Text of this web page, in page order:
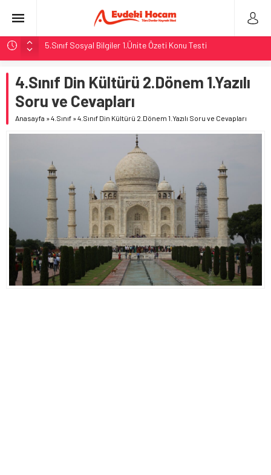
5.Sınıf Sosyal Bilgiler 1.Ünite Özeti Konu Testi
MEB 2. Dönem 2. Yazılı Örnek Soruları
5. Sınıf Sosyal Bilgiler Konuları
8.Sınıf Fen Bilimleri 5.Ünite: Basit Makineler
5.Sınıf Tüm Dersler 1. Ünite Özetleri
4.Sınıf Din Kültürü 2.Dönem 1.Yazılı
Soru ve Cevapları
Anasayfa »4.Sınıf »4.Sınıf Din Kültürü 2.Dönem 1.Yazılı Soru ve Cevapları